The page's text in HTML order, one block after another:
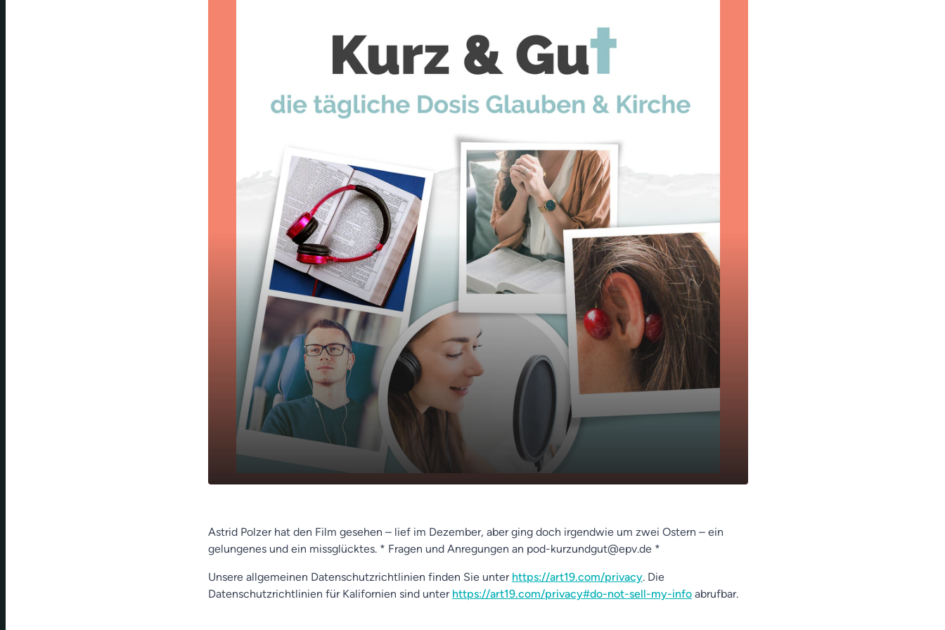
Astrid Polzer hat den Film gesehen – lief im Dezember, aber ging doch irgendwie um zwei Ostern – ein
gelungenes und ein missglücktes. * Fragen und Anregungen an pod-kurzundgut@epv.de *
Unsere allgemeinen Datenschutzrichtlinien finden Sie unter https://art19.com/privacy. Die
Datenschutzrichtlinien für Kalifornien sind unter https://art19.com/privacy#do-not-sell-my-info abrufbar.